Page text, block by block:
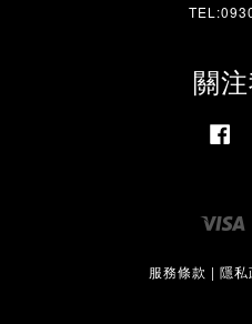
關
服務條款 | 隱私